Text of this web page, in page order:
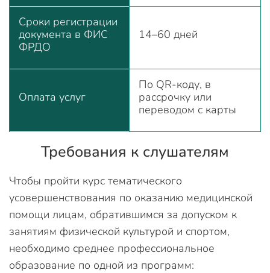
Сроки регистрации
документа в ФИС
ФРДО
14–60 дней
Оплата услуг
По QR-коду, в
рассрочку или
переводом с карты
Требования к слушателям
Чтобы пройти курс тематического
усовершенствования по оказанию медицинской
помощи лицам, обратившимся за допуском к
занятиям физической культурой и спортом,
необходимо среднее профессиональное
образование по одной из программ: